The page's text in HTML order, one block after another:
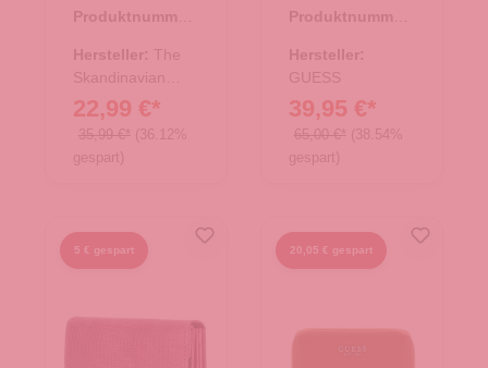
Leather - rot
Produktnummer:
Hersteller: The
Skandinavian
Brand
22,99 €*
35,99 €* (36.12%
gespart)
Produktnummer:
Hersteller:
GUESS
39,95 €*
65,00 €* (38.54%
gespart)
5 € gespart 20,05 € gespart